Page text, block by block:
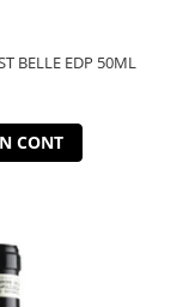
BELLE EDP 50ML
CONT